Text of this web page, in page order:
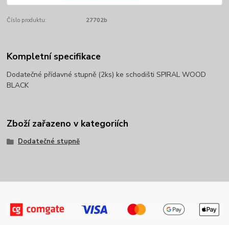
Číslo produktu: 27702b
Kompletní specifikace
Dodatečné přídavné stupně (2ks) ke schodišti SPIRAL WOOD
BLACK
Zboží zařazeno v kategoriích
Dodatečné stupně